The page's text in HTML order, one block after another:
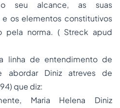
seu alcance, as suas
os elementos constitutivos
pela norma. ( Streck apud
linha de entendimento de
abordar Diniz atreves de
que diz:
Maria Helena Diniz